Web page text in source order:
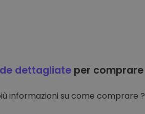
dettagliate per comprare
informazioni su come comprare ?